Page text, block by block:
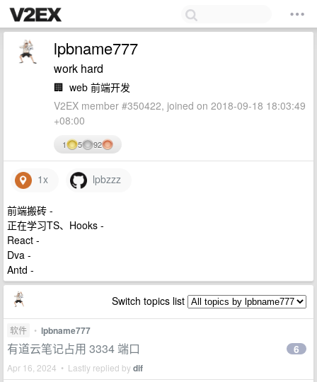
lpbname777
work hard
🏢 web 前端开发
V2EX member #350422, joined on 2018-09-18 18:03:49
+08:00
1 5 92
1x lpbzzz
前端搬砖 -
正在学习TS、Hooks -
React -
Dva -
Antd -
Switch topics list
软件 • lpbname777
有道云笔记占用 3334 端口
Apr 16, 2024 • Lastly replied bydif
6